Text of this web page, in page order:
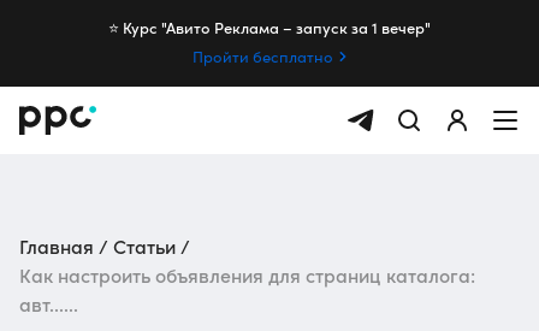
⭐️ Курс "Авито Реклама – запуск за 1 вечер"
Пройти бесплатно
Главная
Статьи
Как настроить объявления для страниц каталога:
авт......